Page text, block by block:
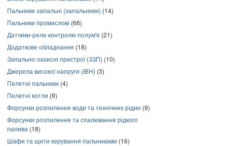
Пальники запальні (запальники) (14)
Пальники промислові (66)
Датчики-реле контролю полум'я (21)
Додаткове обладнання (18)
Запально-захисні пристрої (ЗЗП) (10)
Джерела високої напруги (ІВН) (3)
Пелетні пальники (4)
Пелетні котли (9)
Форсунки розпилення води та технічних рідин (9)
Форсунки розпилення та спалювання рідкого
палива (18)
Шафи та щити керування пальниками (16)